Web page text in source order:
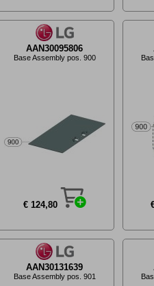
AAN30095806
Base Assembly pos. 900
€ 124,80
AAN30131639
Base Assembly pos. 901